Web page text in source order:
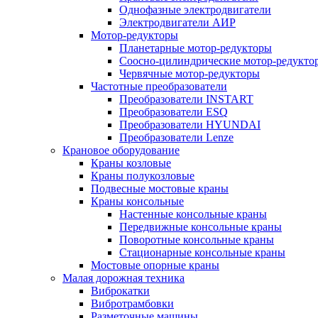
Однофазные электродвигатели
Электродвигатели АИР
Мотор-редукторы
Планетарные мотор-редукторы
Соосно-цилиндрические мотор-
Червячные мотор-редукторы
Частотные преобразователи
Преобразователи INSTART
Преобразователи ESQ
Преобразователи HYUNDAI
Преобразователи Lenze
Крановое оборудование
Краны козловые
Краны полукозловые
Подвесные мостовые краны
Краны консольные
Настенные консольные краны
Передвижные консольные краны
Поворотные консольные краны
Стационарные консольные краны
Мостовые опорные краны
Малая дорожная техника
Виброкатки
Вибротрамбовки